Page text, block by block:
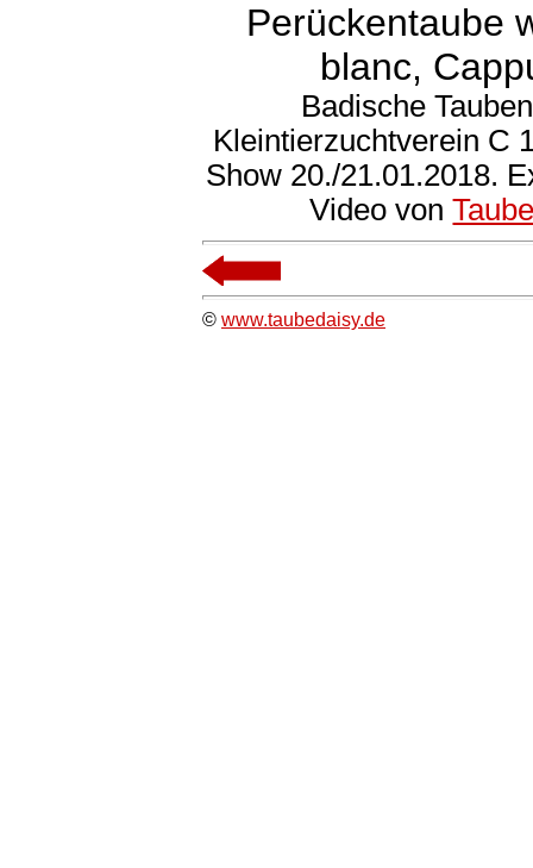
Perückentaube
blanc,
Badische
Kleintierzuchtverein C
Show 20./21.01.2018.
Video von
© www.taubedaisy.de